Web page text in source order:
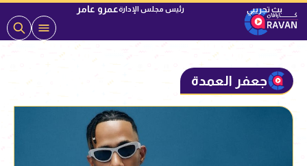
رئيس مجلس الإدارةعمرو عامر
جعفر العمدة